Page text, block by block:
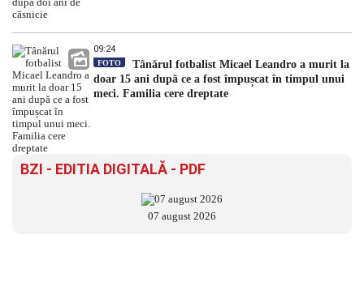
09:24
FOTO
Tânărul fotbalist Micael Leandro a murit la
doar 15 ani după ce a fost împușcat în timpul unui
meci. Familia cere dreptate
BZI - EDITIA DIGITALĂ - PDF
07 august 2026